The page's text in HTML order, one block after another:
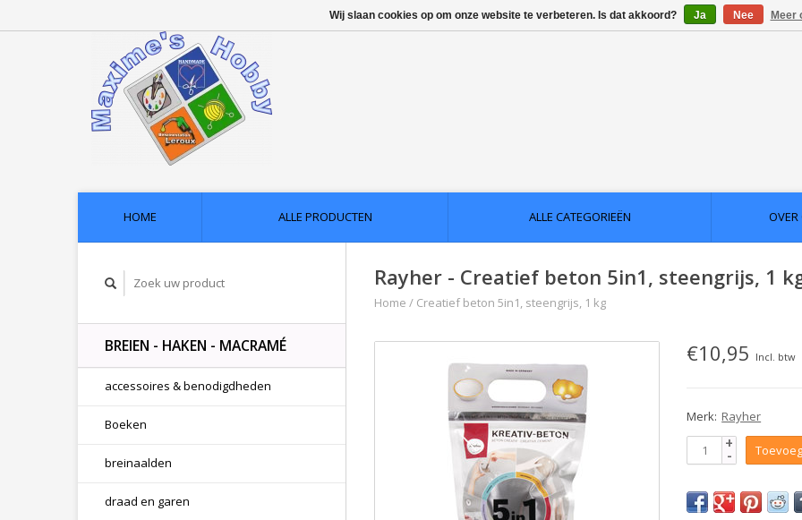
HOME ALLE PRODUCTEN ALLE CATEGORIEËN OVER
BREIEN - HAKEN - MACRAMÉ
accessoires & benodigdheden
Boeken
breinaalden
draad en garen
Rayher - Creatief beton 5in1, steengrijs, 1
Home / Creatief beton 5in1, steengrijs, 1 kg
€10,95 Incl. btw
Merk: Rayher
+
-
Wij slaan cookies op om onze website te verbeteren. Is dat akkoord? Ja Nee Meer